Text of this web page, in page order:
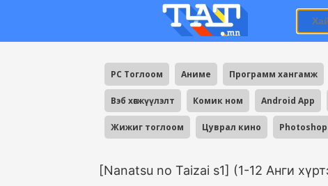
PC Тоглоом Аниме Программ хангамж
Вэб хөгжүүлэлт Комик ном Android App
Жижиг тоглоом Цуврал кино Photoshop
[Nanatsu no Taizai s1] (1-12 Анги